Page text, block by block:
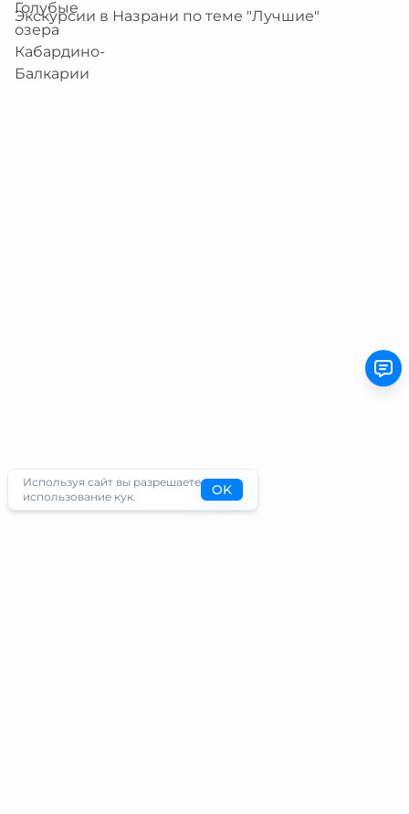
Экскурсии в Назрани по теме "Лучшие"
Используя сайт вы разрешаете
использование кук.
OK